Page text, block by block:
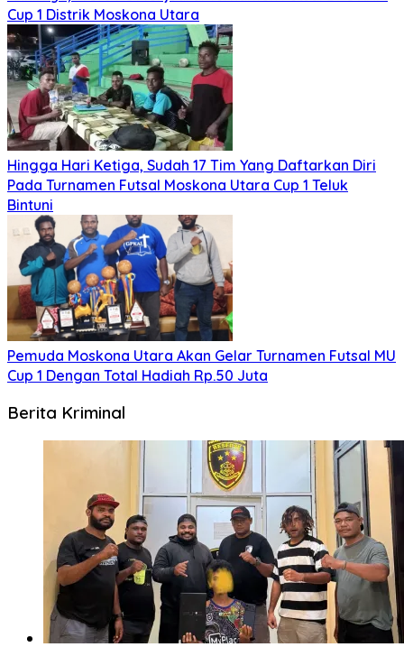
Cup 1 Distrik Moskona Utara
Hingga Hari Ketiga, Sudah 17 Tim Yang Daftarkan Diri
Pada Turnamen Futsal Moskona Utara Cup 1 Teluk
Bintuni
Pemuda Moskona Utara Akan Gelar Turnamen Futsal MU
Cup 1 Dengan Total Hadiah Rp.50 Juta
Berita Kriminal